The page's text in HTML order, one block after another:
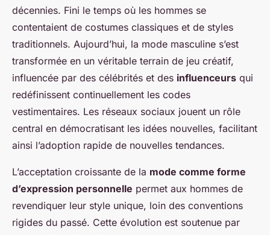
décennies. Fini le temps où les hommes se
contentaient de costumes classiques et de styles
traditionnels. Aujourd’hui, la mode masculine s’est
transformée en un véritable terrain de jeu créatif,
influencée par des célébrités et des influenceurs qui
redéfinissent continuellement les codes
vestimentaires. Les réseaux sociaux jouent un rôle
central en démocratisant les idées nouvelles, facilitant
ainsi l’adoption rapide de nouvelles tendances.
L’acceptation croissante de la mode comme forme
d’expression personnelle permet aux hommes de
revendiquer leur style unique, loin des conventions
rigides du passé. Cette évolution est soutenue par